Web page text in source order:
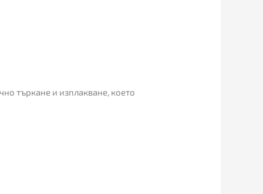
търкане и изплакване, което